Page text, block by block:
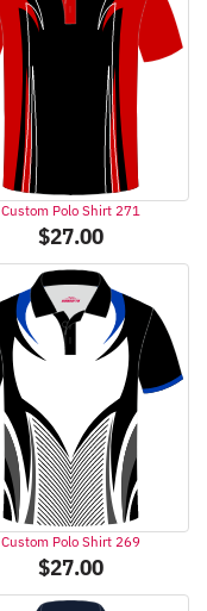
Custom Polo Shirt 271
$27.00
Custom Polo Shirt 269
$27.00